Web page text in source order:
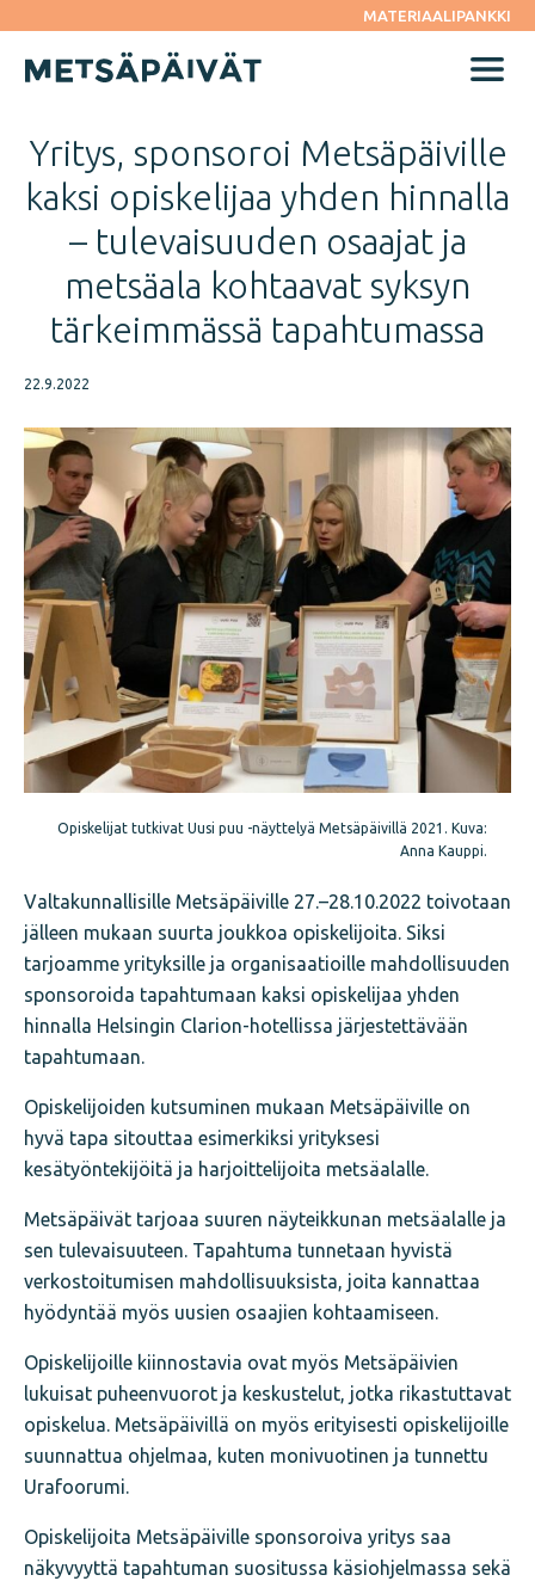
suoraan
MATERIAALIPANKKI
Menu
Yritys, sponsoroi Metsäpäiville
kaksi opiskelijaa yhden hinnalla
– tulevaisuuden osaajat ja
metsäala kohtaavat syksyn
tärkeimmässä tapahtumassa
22.9.2022
Opiskelijat tutkivat Uusi puu -näyttelyä Metsäpäivillä 2021. Kuva:
Anna Kauppi.
Valtakunnallisille Metsäpäiville 27.–28.10.2022 toivotaan
jälleen mukaan suurta joukkoa opiskelijoita. Siksi
tarjoamme yrityksille ja organisaatioille mahdollisuuden
sponsoroida tapahtumaan kaksi opiskelijaa yhden
hinnalla Helsingin Clarion-hotellissa järjestettävään
tapahtumaan.
Opiskelijoiden kutsuminen mukaan Metsäpäiville on
hyvä tapa sitouttaa esimerkiksi yrityksesi
kesätyöntekijöitä ja harjoittelijoita metsäalalle.
Metsäpäivät tarjoaa suuren näyteikkunan metsäalalle ja
sen tulevaisuuteen. Tapahtuma tunnetaan hyvistä
verkostoitumisen mahdollisuuksista, joita kannattaa
hyödyntää myös uusien osaajien kohtaamiseen.
Opiskelijoille kiinnostavia ovat myös Metsäpäivien
lukuisat puheenvuorot ja keskustelut, jotka rikastuttavat
opiskelua. Metsäpäivillä on myös erityisesti opiskelijoille
suunnattua ohjelmaa, kuten monivuotinen ja tunnettu
Urafoorumi.
Opiskelijoita Metsäpäiville sponsoroiva yritys saa
näkyvyyttä tapahtuman suositussa käsiohjelmassa sekä